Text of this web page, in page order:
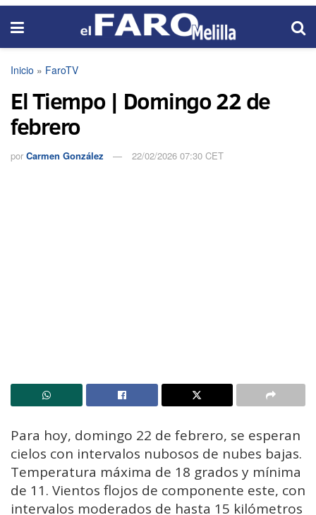
Inicio » FaroTV
El Tiempo | Domingo 22 de
febrero
por Carmen González 22/02/2026 07:30 CET
Para hoy, domingo 22 de febrero, se esperan
cielos con intervalos nubosos de nubes bajas.
Temperatura máxima de 18 grados y mínima
de 11. Vientos flojos de componente este, con
intervalos moderados de hasta 15 kilómetros